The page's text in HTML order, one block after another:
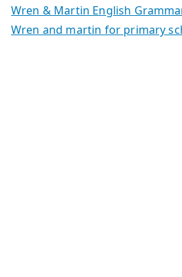
Wren & Martin English
Wren and martin for primary